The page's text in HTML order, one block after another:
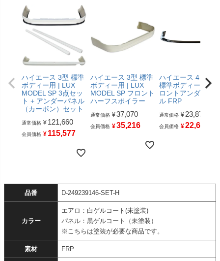
ハイエース 3型 標準
ボディー用 | LUX
MODEL SP 3点セッ
ト + アンダーパネル
（カーボン）セット
通常価格 ¥ 121,660
会員価格 ¥ 115,577
ハイエース 3型 標準
ボディー用 | LUX
MODEL SP フロント
ハーフスポイラー
通常価格 ¥37,070
会員価格 ¥35,216
ハイエース 4～7型
標準ボディー用 | フ
ロントアンダーパ
ル FRP
通常価格 ¥23,870
会員価格 ¥22,676
品番 D-249239146-SET-H
カラー
エアロ：白ゲルコート(未塗装)
パネル：黒ゲルコート（未塗装）
※こちらは塗装が必要な商品です。
素材 FRP